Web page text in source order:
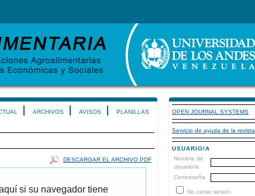
OPEN JOURNAL SYSTEMS
Servicio de ayuda de la revista
USUARIO/A
Nombre de
usuario/a
Contraseña
No cerrar sesión
ARCHIVOS AVISOS PLANILLAS
DESCARGAR EL ARCHIVO PDF
si su navegador tiene